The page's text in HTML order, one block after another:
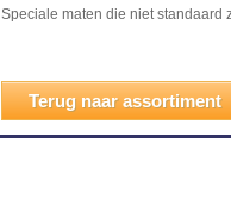
Speciale maten die niet standaard
Terug naar assortiment